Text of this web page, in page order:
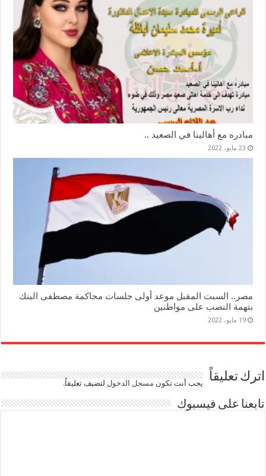
مبادره مع أهالينا في الصعيد ..
23 مايو، 2022
مصر.. السبت المقبل موعد أولى جلسات محاكمة مصطفى البنك
بتهمة النصب على مواطنين
19 مايو، 2022
اترك تعليقاً يجب أنت تكون مسجل الدخوللتضيف تعليقاً.
تابعنا على فيسبوك